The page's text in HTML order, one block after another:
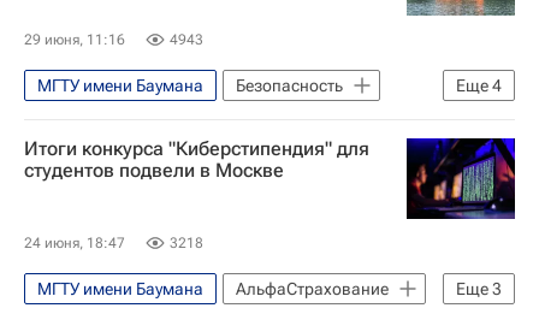
29 июня, 11:16 4943
Еще4
МГТУ имени Баумана
Безопасность
Россия
Арктика
Дальний Восток
ЦАГИ имени Н. Е. Жуковского
Итоги конкурса "Киберстипендия" для
студентов подвели в Москве
24 июня, 18:47 3218
Еще3
МГТУ имени Баумана
АльфаСтрахование